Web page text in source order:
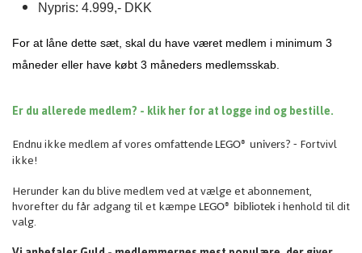
Nypris: 4.999,- DKK
For at låne dette sæt, skal du have været medlem i minimum 3
måneder eller have købt 3 måneders medlemsskab.
Er du allerede medlem? - klik her for at logge ind og bestille.
Endnu ikke medlem af vores omfattende LEGO® univers? - Fortvivl
ikke!
Herunder kan du blive medlem ved at vælge et abonnement,
hvorefter du får adgang til et kæmpe LEGO® bibliotek i henhold til dit
valg.